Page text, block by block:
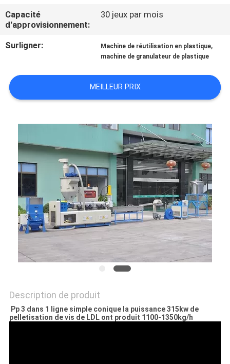
CONTACTEZ-
NOUS
DEMANDEZ
PLAN
SITE
PRIVACY
POLICY
Capacité
d'approvisionnement:
30 jeux par mois
Surligner: Machine de réutilisation en plastique,
machine de granulateur de plastique
MEILLEUR PRIX
Description de produit
Pp 3 dans 1 ligne simple conique la puissance 315kw de
pelletisation de vis de LDL ont produit 1100-1350kg/h